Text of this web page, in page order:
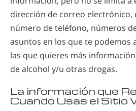
dirección de correo electrónico,
número de teléfono, números
asuntos en los que te podemos
las que quieres más
de alcohol y/u otras drogas.
La información que
Cuando Usas el Sitio